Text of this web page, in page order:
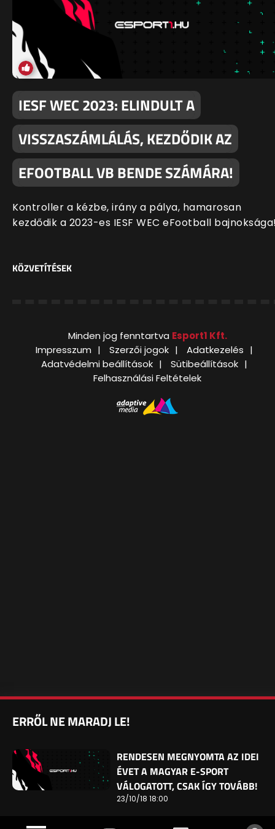
IESF WEC 2023: ELINDULT A
VISSZASZÁMLÁLÁS, KEZDŐDIK AZ
EFOOTBALL VB BENDE SZÁMÁRA!
Kontroller a kézbe, irány a pálya, hamarosan
kezdődik a 2023-es IESF WEC eFootball
KÖZVETÍTÉSEK
Minden jog fenntartva Esport1 Kft.
Impresszum
Szerzői jogok
Adatkezelés
Adatvédelmi beállítások
Sütibeállítások
Felhasználási Feltételek
ERRŐL NE MARADJ LE!
RENDESEN MEGNYOMTA AZ IDEI
ÉVET A MAGYAR E-SPORT
VÁLOGATOTT, CSAK ÍGY TOVÁBB!
23/10/18 18:00